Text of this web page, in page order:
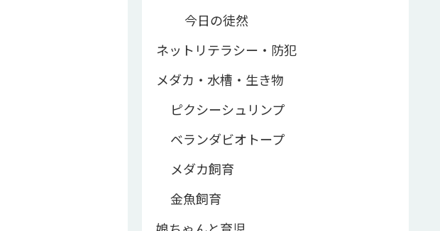
今日の徒然
ネットリテラシー・防犯
メダカ・水槽・生き物
ピクシーシュリンプ
ベランダビオトープ
メダカ飼育
金魚飼育